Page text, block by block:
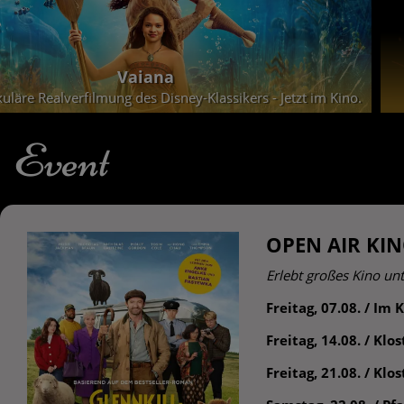
Vaiana
Realverfilmung des Disney-Klassikers - Jetzt im Kino.
Event
OPEN AIR
Erlebt großes Kino
Freitag, 07.08. / Im
Freitag, 14.08. /
Freitag, 21.08. /